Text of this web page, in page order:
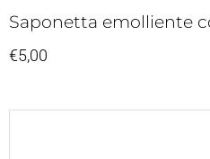
Saponetta emolliente
€5,00